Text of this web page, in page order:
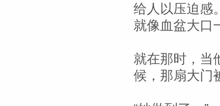
给人以压迫感
就像血盆大口
就在那时，当
候，那扇大门